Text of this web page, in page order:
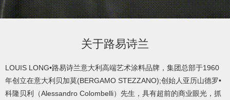
品
关于路易诗兰
LOUIS LONG•路易诗兰意大利高端艺术涂料品牌，集团总部于1960
年创立在意大利贝加莫(BERGAMO STEZZANO);创始人亚历山德罗•
科隆贝利（Alessandro Colombelli）先生，具有超前的商业眼光，抓